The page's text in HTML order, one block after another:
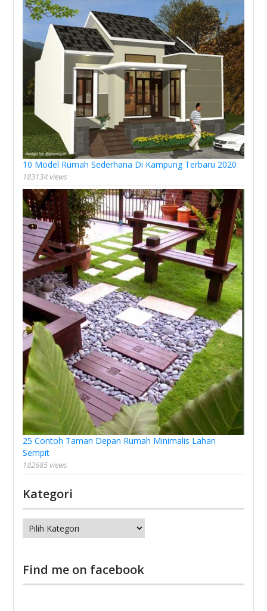
10 Model Rumah Sederhana Di Kampung Terbaru 2020
183134 views
25 Contoh Taman Depan Rumah Minimalis Lahan
Sempit
182685 views
Kategori
Kategori
Find me on facebook